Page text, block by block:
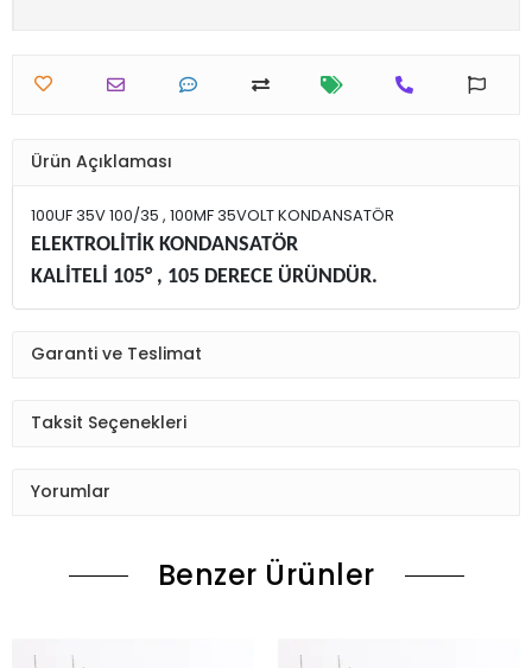
Ürün Açıklaması
100UF 35V 100/35 , 100MF 35VOLT KONDANSATÖR
ELEKTROLİTİK KONDANSATÖR
KALİTELİ 105° , 105 DERECE ÜRÜNDÜR.
Garanti ve Teslimat
Taksit Seçenekleri
Yorumlar
Benzer Ürünler